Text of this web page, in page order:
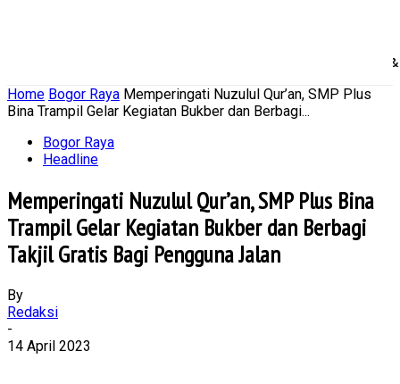
Politik
Home Bogor Raya Memperingati Nuzulul Qur’an, SMP Plus
Bina Trampil Gelar Kegiatan Bukber dan Berbagi...
Bogor Raya
Headline
Memperingati Nuzulul Qur’an, SMP Plus Bina
Trampil Gelar Kegiatan Bukber dan Berbagi
Takjil Gratis Bagi Pengguna Jalan
By
Redaksi
-
14 April 2023